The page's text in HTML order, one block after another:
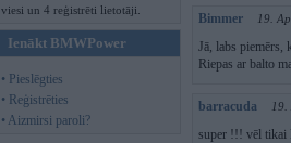
viesi un 4 reģistrēti lietotāji.
Ienākt BMWPower
• Pieslēgties
• Reģistrēties
• Aizmirsi paroli?
Bimmer 19.
Jā, labs piemērs,
Riepas ar balto
barracuda
super !!! vēl tikai